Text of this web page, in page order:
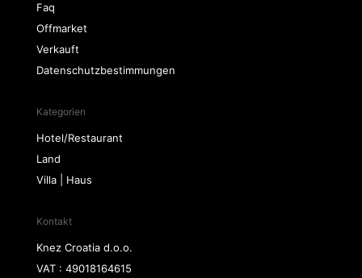
Faq
Offmarket
Verkauft
Datenschutzbestimmungen
Kategorien
Hotel/Restaurant
Land
Villa | Haus
Kontakt
Knez Croatia d.o.o.
VAT : 49018164615